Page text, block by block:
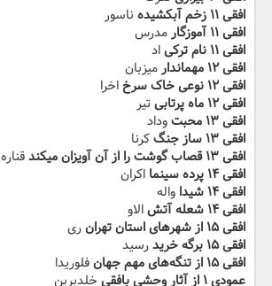
افقی ۱۱ زخم آبکشیده
ناسور
افقی ۱۱ ‬‫آموزگار
مدرس
افقی ۱۱ نام ترکی
اد
افقی ۱۲ مهماندار
میزبان
افقی ۱۲ نوعی خاک سرخ
اخرا
افقی ۱۲ ماه پرتابی‬‫
تیر
افقی ۱۳ محبت
وداد
افقی ۱۳ ساز جنگ
کرنا
افقی ۱۳ قصاب گوشت را از آن آویزان میکند‬‫
قناره
افقی ۱۴ پرده سینما
اکران
افقی ۱۴ شیدا
واله
افقی ۱۴ شعله آتش
الاو
افقی ۱۵ از شهرهای استان‬‫ تهران
ری
افقی ۱۵ برگه خرید
رسید
افقی ۱۵ از تنگه‌های مهم جهان‬
فلوریدا
عمودی ۱ از آثار وحشی بافقی
خلدبرین